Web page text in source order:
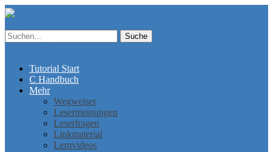
Tutorial Start
C Handbuch
Mehr
Wegweiser
Lesermeinungen
Leserfragen
Linkmaterial
Lernvideos